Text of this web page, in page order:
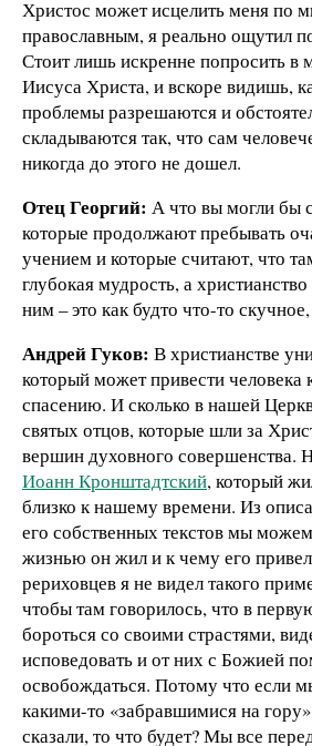
Христос может исцелить меня по
православным, я реально ощутил
Стоит лишь искренне попросить в
Иисуса Христа, и вскоре видишь,
проблемы разрешаются и
складываются так, что сам
никогда до этого не дошел.
Отец Георгий: А что вы могли бы
которые продолжают пребывать
учением и которые считают, что
глубокая мудрость, а
ним – это как будто что-то
Андрей Гуков: В христианстве
который может привести человека
спасению. И сколько в нашей
святых отцов, которые шли за
вершин духовного совершенства.
Иоанн Кронштадтский, который
близко к нашему времени. Из
его собственных текстов мы
жизнью он жил и к чему его
рериховцев я не видел такого
чтобы там говорилось, что в
бороться со своими страстями,
исповедовать и от них с Божией
освобождаться. Потому что если
какими-то «забравшимися на
сказали, то что будет? Мы все